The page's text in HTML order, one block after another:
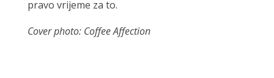
pravo vrijeme za to.
Cover photo: Coffee Affection